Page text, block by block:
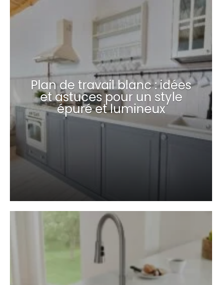
Plan de travail blanc : idées
et astuces pour un style
épuré et lumineux